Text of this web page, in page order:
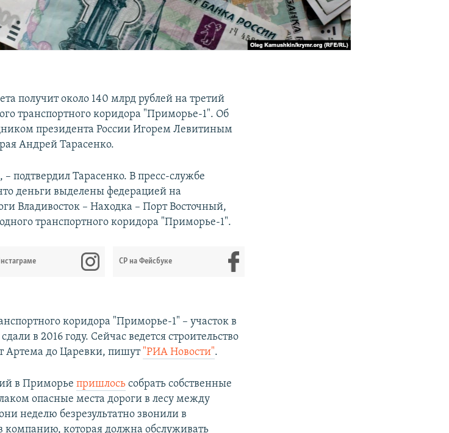
получит около 140 млрд рублей на третий
транспортного коридора "Приморье-1". Об
президента России Игорем Левитиным
Андрей Тарасенко.
подтвердил Тарасенко. В пресс-службе
деньги выделены федерацией на
Владивосток – Находка – Порт Восточный,
транспортного коридора "Приморье-1".
СР на Фейсбуке
коридора "Приморье-1" – участок в
в 2016 году. Сейчас ведется строительство
Артема до Царевки, пишут "РИА Новости".
в Приморьепришлось собрать собственные
опасные места дороги в лесу между
неделю безрезультатно звонили в
компанию, которая должна обслуживать